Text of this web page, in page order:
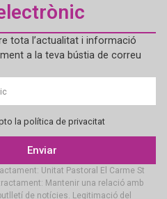
tota l’actualitat i informació
a la teva bústia de correu
la política de privacitat
Enviar
Unitat Pastoral El Carme St
Mantenir una relació amb
de notícies. Legitimació del